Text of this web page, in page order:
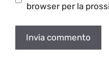
browser per la